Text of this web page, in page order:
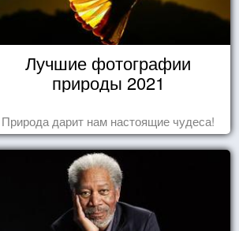
Лучшие фотографии
природы 2021
Природа дарит нам настоящие чудеса!